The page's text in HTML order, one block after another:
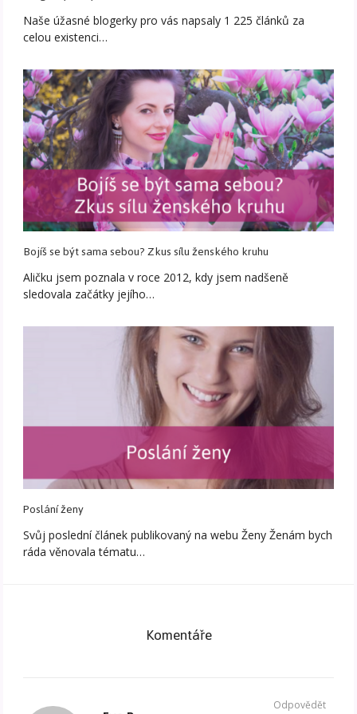
Naše úžasné blogerky pro vás napsaly 1 225 článků za
celou existenci…
Bojíš se být sama sebou? Zkus sílu ženského kruhu
Aličku jsem poznala v roce 2012, kdy jsem nadšeně
sledovala začátky jejího…
Poslání ženy
Svůj poslední článek publikovaný na webu Ženy Ženám bych
ráda věnovala tématu…
Komentáře
Odpovědět